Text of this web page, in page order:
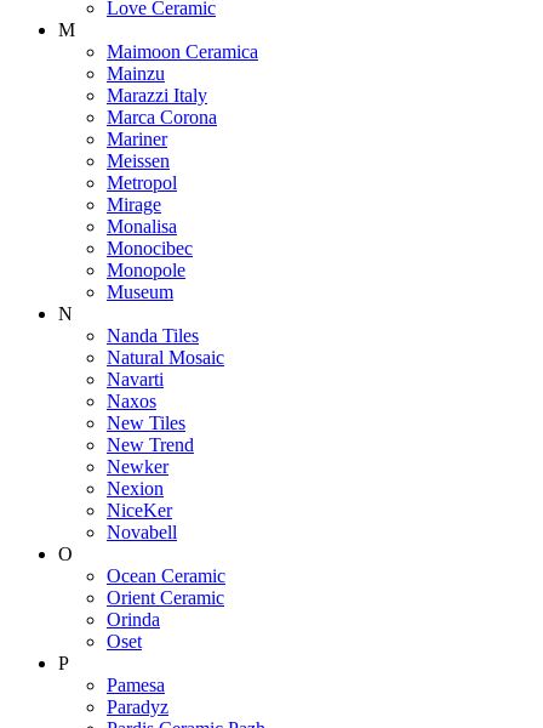
Love Ceramic
M
Maimoon Ceramica
Mainzu
Marazzi Italy
Marca Corona
Mariner
Meissen
Metropol
Mirage
Monalisa
Monocibec
Monopole
Museum
N
Nanda Tiles
Natural Mosaic
Navarti
Naxos
New Tiles
New Trend
Newker
Nexion
NiceKer
Novabell
O
Ocean Ceramic
Orient Ceramic
Orinda
Oset
P
Pamesa
Paradyz